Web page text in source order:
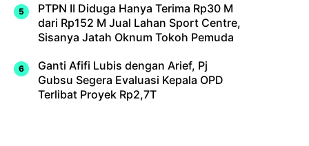
PTPN II Diduga Hanya Terima Rp30 M
dari Rp152 M Jual Lahan Sport Centre,
Sisanya Jatah Oknum Tokoh Pemuda
Ganti Afifi Lubis dengan Arief, Pj
Gubsu Segera Evaluasi Kepala OPD
Terlibat Proyek Rp2,7T